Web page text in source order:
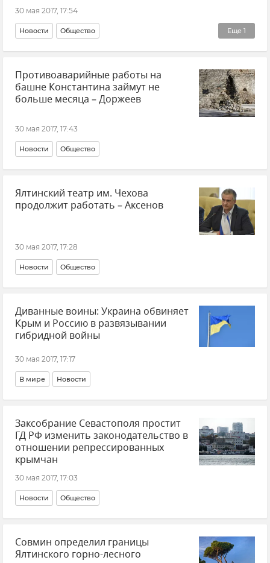
30 мая 2017, 17:54
Еще 1
Новости Общество
Ремонт и строительство дорог в Крыму
Противоаварийные работы на
башне Константина займут не
больше месяца – Доржеев
30 мая 2017, 17:43
Новости Общество
Ялтинский театр им. Чехова
продолжит работать – Аксенов
30 мая 2017, 17:28
Новости Общество
Диванные воины: Украина обвиняет
Крым и Россию в развязывании
гибридной войны
30 мая 2017, 17:17
В мире Новости
Заксобрание Севастополя простит
ГД РФ изменить законодательство в
отношении репрессированных
крымчан
30 мая 2017, 17:03
Новости Общество
Совмин определил границы
Ялтинского горно-лесного